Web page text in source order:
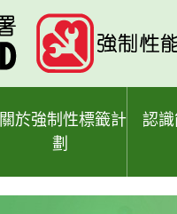
關於強制性標籤計
劃
認